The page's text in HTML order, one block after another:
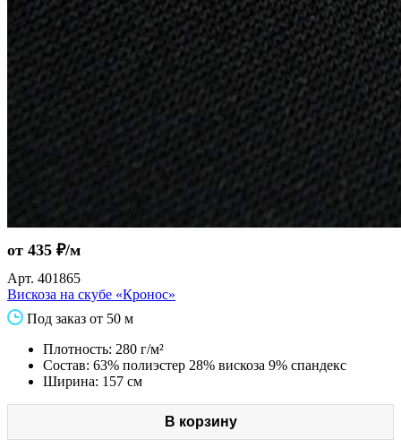
от 435 ₽/м
Арт. 401865
Вискоза на скубе «Кронос»
Под заказ от 50 м
Плотность: 280 г/м²
Состав: 63% полиэстер 28% вискоза 9% спандекс
Ширина: 157 см
В корзину